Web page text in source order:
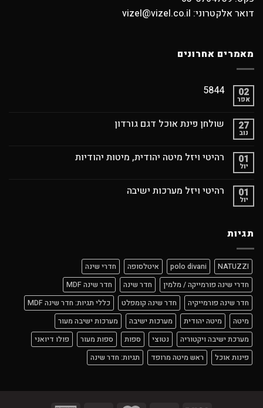
דואר אלקטרוני: vizel@vizel.co.il
מאמרים אחרונים
02
אפר
5844
27
נוב
שולחן פינת אוכל דגם גורדון
01
יול
רהיטי ויזל מיטה יהודית, מיטות יהודיות
01
יול
רהיטי ויזל מערכות ישיבה
תגיות
NATUZZI
polo divani איטלסופה
חדרי שינה
חדרי שינה פורמייקה / מלמין
חדר שינה
חדר שינה MDF
חדר שינה פורמייקיה
חדר שינה קומפלט
כללי תגיות: חדר שינה MDF
מיטה
מיטה יהודית מערכות ישיבה
מערכות ישיבה מעור
מערכת ישיבה ויקטוריה
נטוצי ספות ספות מעור
פולו דיואני
פינות אוכל
ראש מיטה מרופד תגיות: חדר שינה